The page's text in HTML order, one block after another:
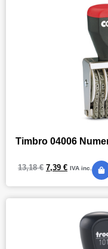
Timbro 04006
13,18€ 7,39 € IVA inc.